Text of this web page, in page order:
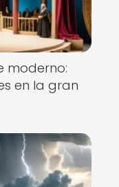
moderno:
en la gran